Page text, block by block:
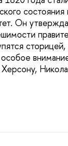
Он